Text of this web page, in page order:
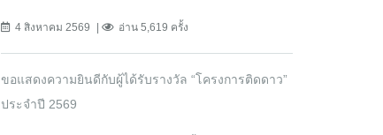
4 สิงหาคม 2569 อ่าน 5,619 ครั้ง
ขอแสดงความยินดีกับผู้ได้รับรางวัล “โครงการติดดาว”
ประจำปี 2569